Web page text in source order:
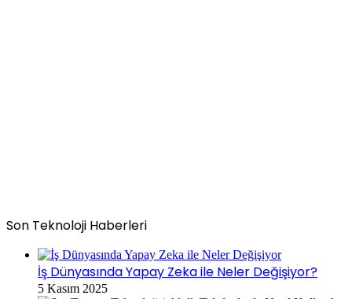
Son Teknoloji Haberleri
İş Dünyasında Yapay Zeka ile Neler Değişiyor?
5 Kasım 2025